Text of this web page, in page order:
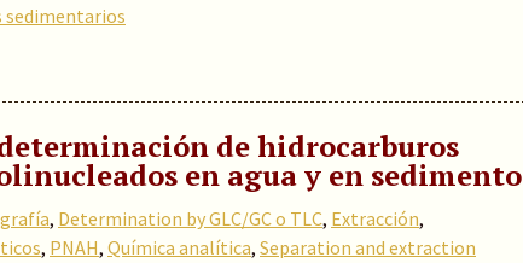
sedimentarios
de hidrocarburos
en agua y en sedimento
, Determination by GLC/GC o TLC, Extracción,
, PNAH, Química analítica, Separation and extraction